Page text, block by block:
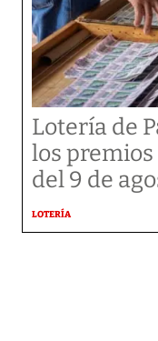
Lotería de
los
del 9 de
LOTERÍA